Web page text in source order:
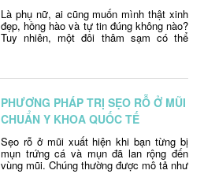
Là phụ nữ, ai cũng muốn mình thật xinh
đẹp, hồng hào và tự tin đúng không nào?
Tuy nhiên, một đôi thâm sạm có thể
khiến chị em mất đi tự tin rất nhiều. Vậy
PHƯƠNG PHÁP TRỊ SẸO RỖ Ở MŨI
CHUẨN Y KHOA QUỐC TẾ
Sẹo rỗ ở mũi xuất hiện khi bạn từng bị
mụn trứng cá và mụn đã lan rộng đến
vùng mũi. Chúng thường được mô tả như
những lỗ nhỏ trên mũi. Mụn trứng cá